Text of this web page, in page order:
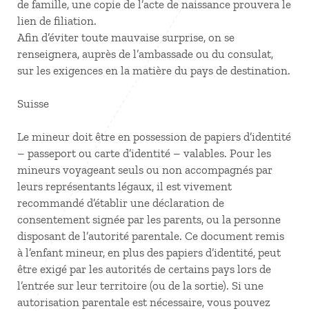
de famille, une copie de l’acte de naissance prouvera le
lien de filiation.
Afin d’éviter toute mauvaise surprise, on se
renseignera, auprès de l’ambassade ou du consulat,
sur les exigences en la matière du pays de destination.
Suisse
Le mineur doit être en possession de papiers d’identité
– passeport ou carte d’identité – valables. Pour les
mineurs voyageant seuls ou non accompagnés par
leurs représentants légaux, il est vivement
recommandé d’établir une déclaration de
consentement signée par les parents, ou la personne
disposant de l’autorité parentale. Ce document remis
à l’enfant mineur, en plus des papiers d’identité, peut
être exigé par les autorités de certains pays lors de
l’entrée sur leur territoire (ou de la sortie). Si une
autorisation parentale est nécessaire, vous pouvez